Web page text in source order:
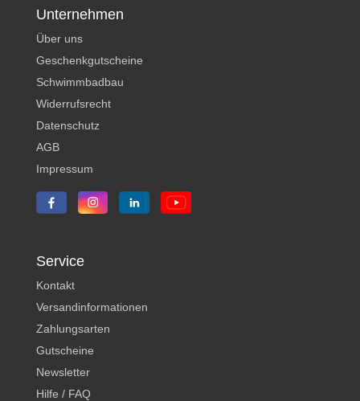
Unternehmen
Über uns
Geschenkgutscheine
Schwimmbadbau
Widerrufsrecht
Datenschutz
AGB
Impressum
Service
Kontakt
Versandinformationen
Zahlungsarten
Gutscheine
Newsletter
Hilfe / FAQ